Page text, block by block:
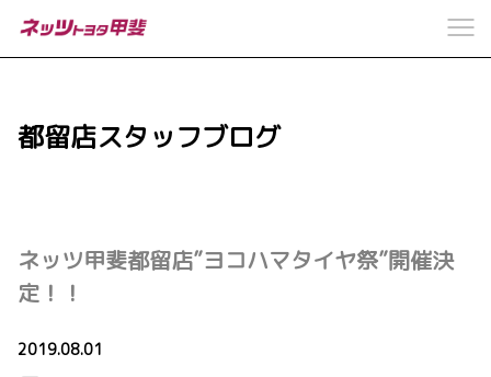
都留店スタッフブログ
ネッツ甲斐都留店”ヨコハマタイヤ祭”開催決
定！！
2019.08.01